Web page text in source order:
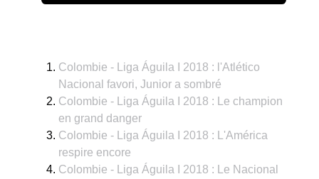
Colombie - Liga Águila I 2018 : l'Atlético
Nacional favori, Junior a sombré
Colombie - Liga Águila I 2018 : Le champion
en grand danger
Colombie - Liga Águila I 2018 : L'América
respire encore
Colombie - Liga Águila I 2018 : Le Nacional